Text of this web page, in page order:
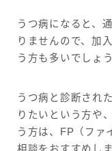
うつ病になると、
りませんので、加
う方も多いでしょう
うつ病と診断され
りたいという方や
う方は、FP（ファ